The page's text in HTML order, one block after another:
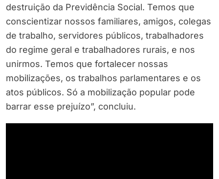
destruição da Previdência Social. Temos que
conscientizar nossos familiares, amigos, colegas
de trabalho, servidores públicos, trabalhadores
do regime geral e trabalhadores rurais, e nos
unirmos. Temos que fortalecer nossas
mobilizações, os trabalhos parlamentares e os
atos públicos. Só a mobilização popular pode
barrar esse prejuízo”, concluiu.